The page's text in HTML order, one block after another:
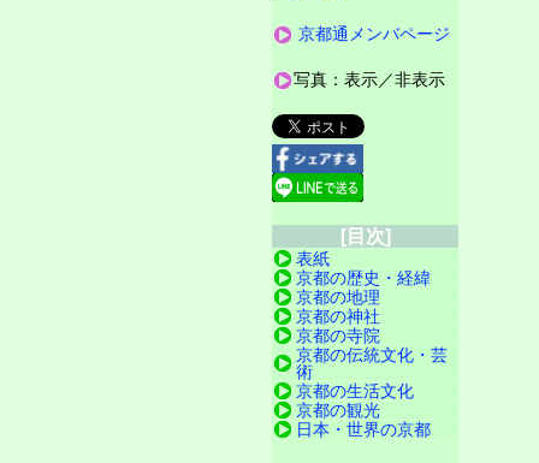
京都通メンバページ
写真：表示／非表示
[目次]
表紙
京都の歴史・経緯
京都の地理
京都の神社
京都の寺院
京都の伝統文化・芸
術
京都の生活文化
京都の観光
日本・世界の京都